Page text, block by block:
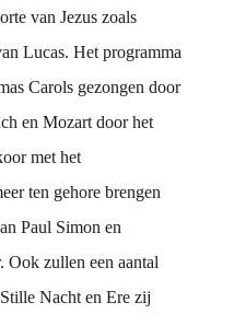
van Jezus zoals
Lucas. Het programma
Carols gezongen door
en Mozart door het
met het
ten gehore brengen
Paul Simon en
Ook zullen een aantal
Nacht en Ere zij